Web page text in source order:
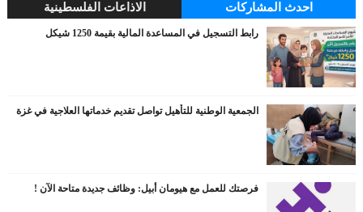
احدث المشاركات الاذاعات الفلسطينية
رابط التسجيل في المساعدة المالية بقيمة 1250 شيكل
الجمعية الوطنية للتأهيل تواصل تقديم خدماتها العلاجية في غزة
فرصتك للعمل مع هيومان أبيل: وظائف جديدة متاحة الآن !